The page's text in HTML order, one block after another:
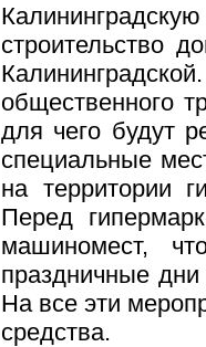
строительство
общественного
для чего будут
специальные
на территории
Перед
машиномест,
праздничные
На все эти
средства.